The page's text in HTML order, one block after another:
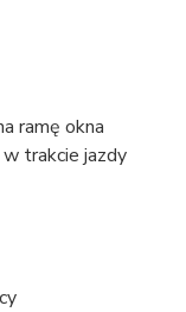
ramę okna
trakcie jazdy